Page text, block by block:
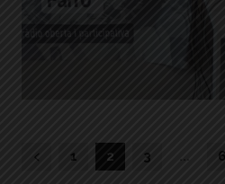
1 2 3 ... 6